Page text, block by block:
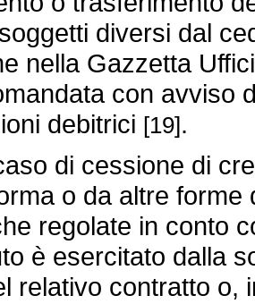
diversi dal
nella Gazzetta
con avviso
debitrici [19].
di cessione di
o da altre
regolate in conto
è esercitato dalla
relativo contratto o,